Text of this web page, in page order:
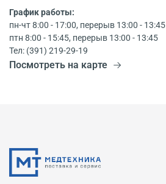
График работы:
пн-чт 8:00 - 17:00, перерыв 13:00 - 13:45
птн 8:00 - 15:45, перерыв 13:00 - 13:45
Тел: (391) 219-29-19
Посмотреть на карте